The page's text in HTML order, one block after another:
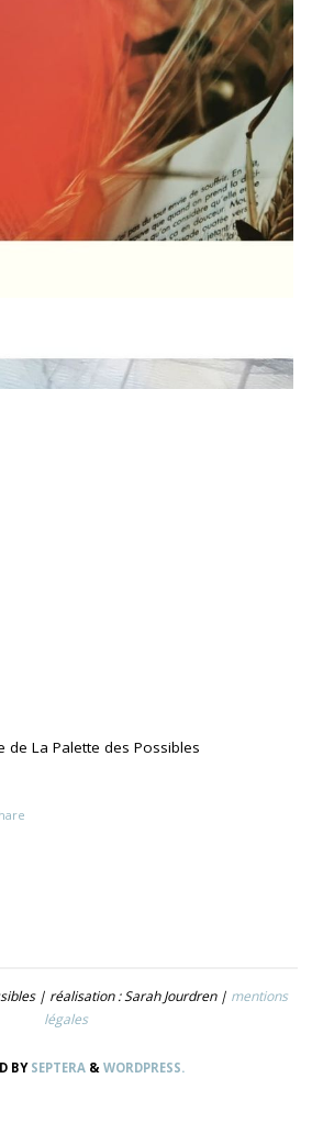
de La Palette des Possibles
LE NOM
| réalisation : Sarah Jourdren | mentions
légales
BYSEPTERA & WORDPRESS.